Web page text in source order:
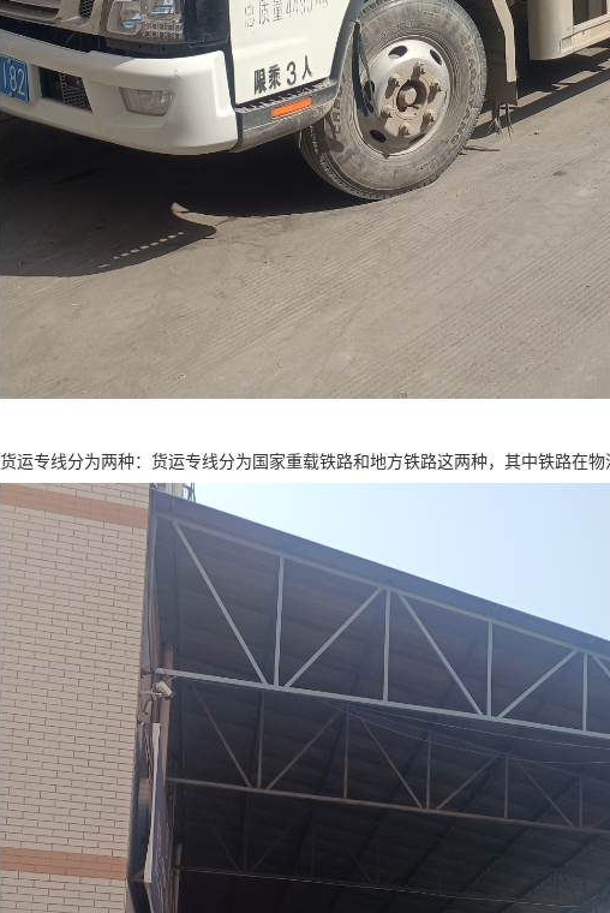
货运专线分为两种：货运专线分为国家重载铁路和地方铁路这两种，其中铁路在